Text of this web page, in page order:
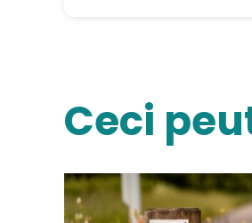
Ceci